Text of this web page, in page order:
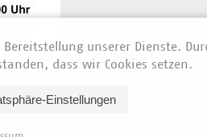
in der
unserer Dienste.
dass wir Cookies setzen.
Einstellungen